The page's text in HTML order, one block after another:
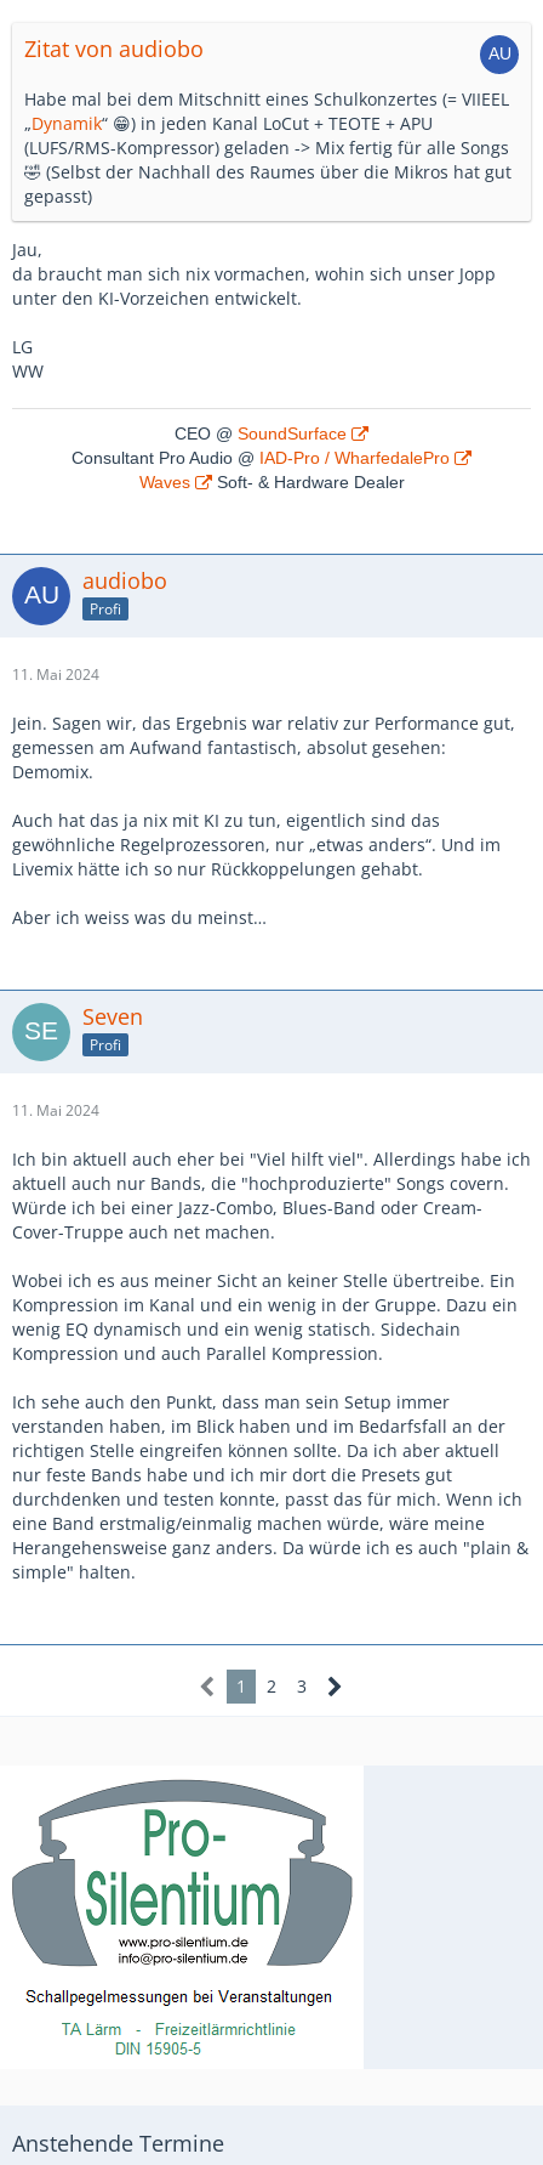
Zitat von audiobo
Habe mal bei dem Mitschnitt eines Schulkonzertes (= VIIEEL
„Dynamik“ 😁) in jeden Kanal LoCut + TEOTE + APU
(LUFS/RMS-Kompressor) geladen -> Mix fertig für alle Songs
🤣 (Selbst der Nachhall des Raumes über die Mikros hat gut
gepasst)
Jau,
da braucht man sich nix vormachen, wohin sich unser Jopp
unter den KI-Vorzeichen entwickelt.
LG
WW
CEO @ SoundSurface
Consultant Pro Audio @ IAD-Pro / WharfedalePro
Waves
Soft- & Hardware Dealer
audiobo
Profi
11. Mai 2024
Jein. Sagen wir, das Ergebnis war relativ zur Performance gut,
gemessen am Aufwand fantastisch, absolut gesehen:
Demomix.
Auch hat das ja nix mit KI zu tun, eigentlich sind das
gewöhnliche Regelprozessoren, nur „etwas anders“. Und im
Livemix hätte ich so nur Rückkoppelungen gehabt.
Aber ich weiss was du meinst…
Seven
Profi
11. Mai 2024
Ich bin aktuell auch eher bei "Viel hilft viel". Allerdings habe ich
aktuell auch nur Bands, die "hochproduzierte" Songs covern.
Würde ich bei einer Jazz-Combo, Blues-Band oder Cream-
Cover-Truppe auch net machen.
Wobei ich es aus meiner Sicht an keiner Stelle übertreibe. Ein
Kompression im Kanal und ein wenig in der Gruppe. Dazu ein
wenig EQ dynamisch und ein wenig statisch. Sidechain
Kompression und auch Parallel Kompression.
Ich sehe auch den Punkt, dass man sein Setup immer
verstanden haben, im Blick haben und im Bedarfsfall an der
richtigen Stelle eingreifen können sollte. Da ich aber aktuell
nur feste Bands habe und ich mir dort die Presets gut
durchdenken und testen konnte, passt das für mich. Wenn ich
eine Band erstmalig/einmalig machen würde, wäre meine
Herangehensweise ganz anders. Da würde ich es auch "plain &
simple" halten.
1 2 3
Anstehende Termine